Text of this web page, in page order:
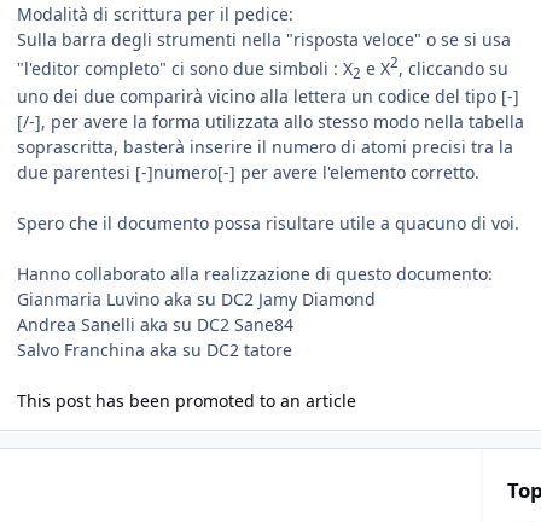
Modalità di scrittura per il pedice:
Sulla barra degli strumenti nella "risposta veloce" o se si usa
"l'editor completo" ci sono due simboli : X2 e X2, cliccando su
uno dei due comparirà vicino alla lettera un codice del tipo [-]
[/-], per avere la forma utilizzata allo stesso modo nella tabella
soprascritta, basterà inserire il numero di atomi precisi tra la
due parentesi [-]numero[-] per avere l'elemento corretto.
Spero che il documento possa risultare utile a quacuno di voi.
Hanno collaborato alla realizzazione di questo documento:
Gianmaria Luvino aka su DC2 Jamy Diamond
Andrea Sanelli aka su DC2 Sane84
Salvo Franchina aka su DC2 tatore
This post has been promoted to an article